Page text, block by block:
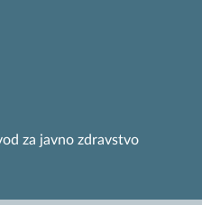
za javno zdravstvo